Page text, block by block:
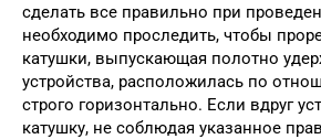
сделать все правильно при
необходимо проследить, чтобы
катушки, выпускающая полотно
устройства, расположилась по
строго горизонтально. Если вдруг
катушку, не соблюдая указанное